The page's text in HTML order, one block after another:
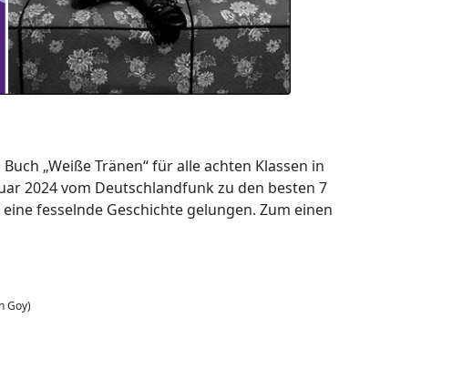
„Weiße Tränen“ für alle achten Klassen in
2024 vom Deutschlandfunk zu den besten 7
fesselnde Geschichte gelungen. Zum einen
Goy)